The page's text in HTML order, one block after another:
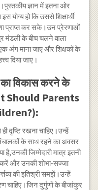
ज्ञान में इतना ओर
योग्य हो कि उससे शिक्षार्थी
प्राप्त कर सके।उन प्रेरणाओं
मंडली के बीच चलने वाला
अंग माना जाए और शिक्षकों के
दिया जाए।
विकास करने के
Should Parents
दृष्टि रखना चाहिए।उन्हें
के साथ रहने का अवसर
है,उनकी जिम्मेदारी मात्र इतनी
करें और उनकी शोभा-सज्जा
की इतिश्री समझें।उन्हें
चाहिए।जिन दुर्गुणों के बीजांकुर